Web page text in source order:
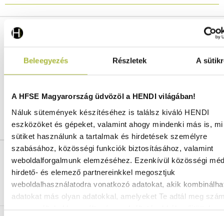
Beleegyezés Részletek A
A HFSE Magyarország üdvözöl a HENDI világában!
Náluk sütemények készítéséhez is találsz kiváló HENDI
eszközöket és gépeket, valamint ahogy mindenki más is,
sütiket használunk a tartalmak és hirdetések személyre
szabásához, közösségi funkciók biztosításához, valamint
weboldalforgalmunk elemzéséhez. Ezenkívül közösségi
hirdető- és elemező partnereinkkel megosztjuk
weboldalhasználatodra vonatkozó adatokat, akik
adatokat más olyan adatokkal, amelyeket Te adtál meg
Cikkszám:
Szélesség:
Magasság:130 mm
Anyag:Szénacél
Vonalkód / GTIN azonosító:8711369629468
Vámtarifaszám:73239400
Ingyenes szállítás 25 000 Ft felett
Szállítás akár 1 munkanapon belül
Mindig a legkedvezőbb HENDI árak
Több mint 2000 termék raktáron